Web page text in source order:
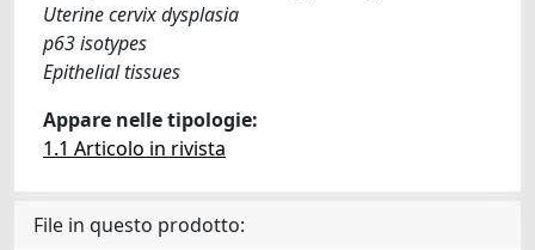
Uterine cervix dysplasia
p63 isotypes
Epithelial tissues
Appare nelle tipologie:
1.1 Articolo in rivista
File in questo prodotto: